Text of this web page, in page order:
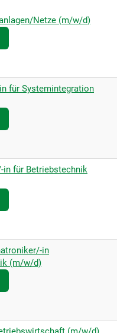
Netze (m/w/d)
für Systemintegration
für Betriebstechnik
in
(m/w/d)